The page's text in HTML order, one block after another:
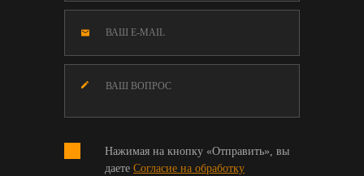
Нажимая на кнопку «Отправить», вы
даете Согласие на обработку